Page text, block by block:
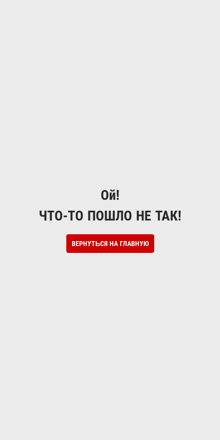
Ой!
ЧТО-ТО ПОШЛО НЕ ТАК!
ВЕРНУТЬСЯ НА ГЛАВНУЮ